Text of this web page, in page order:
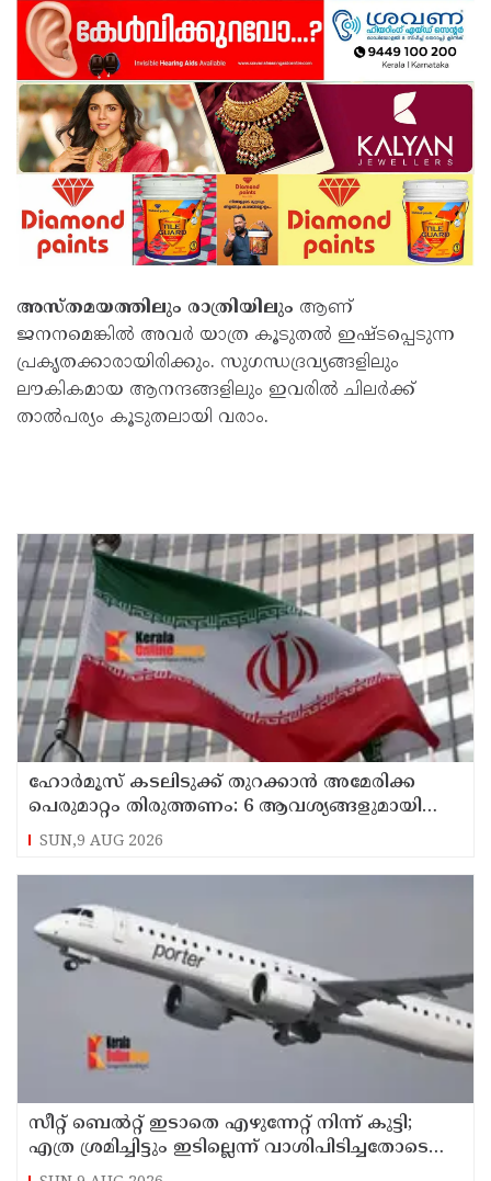
അസ്തമയത്തിലും രാത്രിയിലും ആണ്
ജനനമെങ്കിൽ അവർ യാത്ര കൂടുതൽ ഇഷ്ടപ്പെടുന്ന
പ്രകൃതക്കാരായിരിക്കും. സുഗന്ധദ്രവ്യങ്ങളിലും
ലൗകികമായ ആനന്ദങ്ങളിലും ഇവരിൽ ചിലർക്ക്
താൽപര്യം കൂടുതലായി വരാം.
ഹോര്‍മൂസ് കടലിടുക്ക് തുറക്കാന്‍ അമേരിക്ക
പെരുമാറ്റം തിരുത്തണം: 6 ആവശ്യങ്ങളുമായി
ഇറാന്‍ ദേശീയ സുരക്ഷാ കൗണ്‍സില്‍
SUN,9 AUG 2026
സീറ്റ് ബെല്‍റ്റ് ഇടാതെ എഴുന്നേറ്റ് നിന്ന് കുട്ടി;
എത്ര ശ്രമിച്ചിട്ടും ഇടില്ലെന്ന് വാശിപിടിച്ചതോടെ
വിമാനം റദ്ദാക്കി